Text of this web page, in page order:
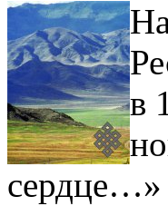
в
сердце…»